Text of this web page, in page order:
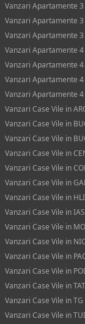
Vanzari Apartamente
Vanzari Apartamente
Vanzari Apartamente 3
Vanzari Apartamente 4
Vanzari Apartamente 4
Vanzari Apartamente
Vanzari Apartamente 4
Vanzari Case Vile in
Vanzari Case Vile in
Vanzari Case Vile in
Vanzari Case Vile in
Vanzari Case Vile in
Vanzari Case Vile in
Vanzari Case Vile in
Vanzari Case Vile in
Vanzari Case Vile in
Vanzari Case Vile in
Vanzari Case Vile in
Vanzari Case Vile in
Vanzari Case Vile in
Vanzari Case Vile in TG
Vanzari Case Vile in